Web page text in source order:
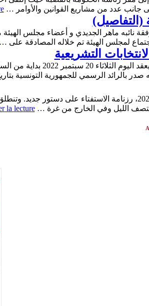
جانب عدد من مشاريع القوانين والأوامر …
(التفاصيل)
نائبه ماهر الجديدي و أعضاء مجلس
اجتماع لمجلس الهيئة تم خلاله المصادقة على
التشريعية
la lecture